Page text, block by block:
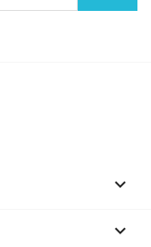

